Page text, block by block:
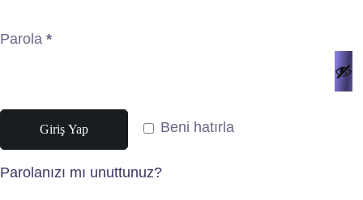
Parola *
Beni hatırla
Giriş Yap
Parolanızı mı unuttunuz?